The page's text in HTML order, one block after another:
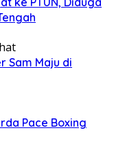
Sam Maju di
Pace Boxing